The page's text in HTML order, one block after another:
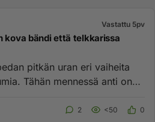
Vastattu 5pv
kova bändi että telkkarissa
pitkän uran eri vaiheita
Tähän mennessä anti on
2 <50 0